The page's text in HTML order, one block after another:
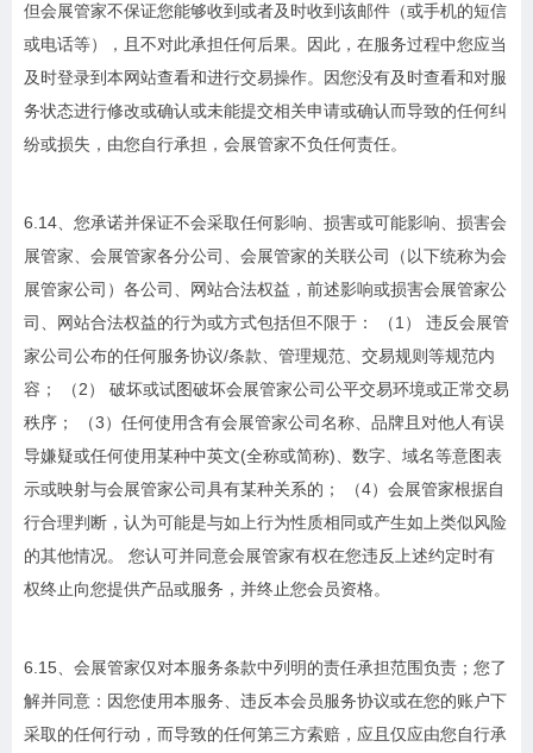
但会展管家不保证您能够收到或者及时收到该邮件（或手机的短信
或电话等），且不对此承担任何后果。因此，在服务过程中您应当
及时登录到本网站查看和进行交易操作。因您没有及时查看和对服
务状态进行修改或确认或未能提交相关申请或确认而导致的任何纠
纷或损失，由您自行承担，会展管家不负任何责任。
6.14、您承诺并保证不会采取任何影响、损害或可能影响、损害会
展管家、会展管家各分公司、会展管家的关联公司（以下统称为会
展管家公司）各公司、网站合法权益，前述影响或损害会展管家公
司、网站合法权益的行为或方式包括但不限于： （1） 违反会展管
家公司公布的任何服务协议/条款、管理规范、交易规则等规范内
容； （2） 破坏或试图破坏会展管家公司公平交易环境或正常交易
秩序； （3）任何使用含有会展管家公司名称、品牌且对他人有误
导嫌疑或任何使用某种中英文(全称或简称)、数字、域名等意图表
示或映射与会展管家公司具有某种关系的； （4）会展管家根据自
行合理判断，认为可能是与如上行为性质相同或产生如上类似风险
的其他情况。 您认可并同意会展管家有权在您违反上述约定时有
权终止向您提供产品或服务，并终止您会员资格。
6.15、会展管家仅对本服务条款中列明的责任承担范围负责；您了
解并同意：因您使用本服务、违反本会员服务协议或在您的账户下
采取的任何行动，而导致的任何第三方索赔，应且仅应由您自行承